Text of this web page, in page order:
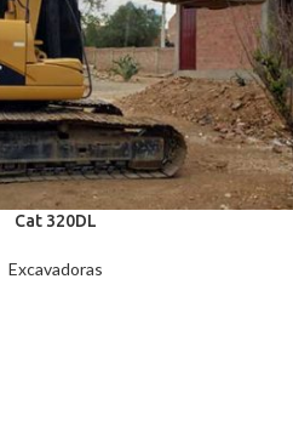
Cat 320DL
Excavadoras